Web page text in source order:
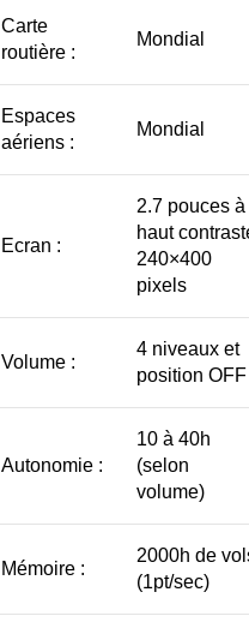
Carte
routière :
Mondial
Espaces
aériens :
Mondial
Ecran :
2.7 pouces à
haut
240×400
pixels
Volume :
4 niveaux et
position OFF
Autonomie :
10 à 40h
(selon
volume)
Mémoire :
2000h de
(1pt/sec)